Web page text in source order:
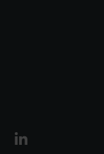
YouTube